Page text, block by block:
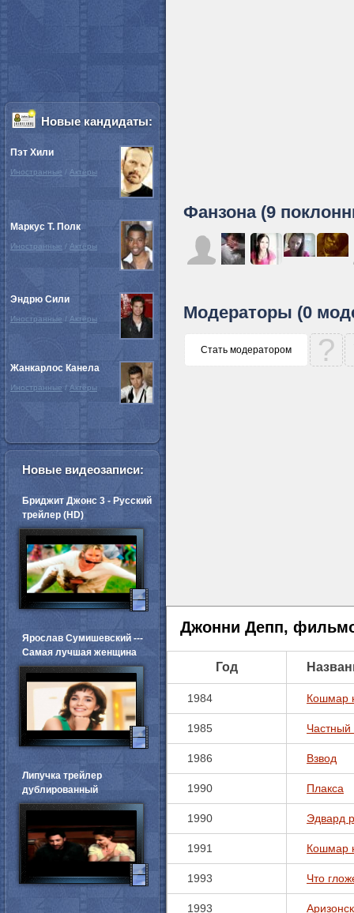
Фанзона (9
Модераторы (0
Стать модератором ?
Джонни Депп,
Год
1984 Кошмар
1985 Частный
1986 Взвод
1990 Плакса
1990 Эдвард
1991 Кошмар
1993 Что
1993
Новые кандидаты:
Пэт Хили
Иностранные / Актёры
Маркус Т. Полк
Иностранные / Актёры
Эндрю Сили
Иностранные / Актёры
Жанкарлос Канела
Иностранные / Актёры
Новые видеозаписи:
Бриджит Джонс 3 - Русский
трейлер (HD)
Ярослав Сумишевский ---
Самая лучшая женщина
Липучка трейлер
дублированный